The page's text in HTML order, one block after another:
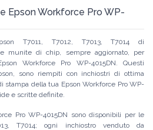
Epson Workforce Pro WP-
T7011, T7012, T7013, T7014 di
munite di chip, sempre aggiornato, per
Workforce Pro WP-4015DN. Questi
sono riempiti con inchiostri di ottima
stampa della tua Epson Workforce Pro WP-
e scritte definite.
Pro WP-4015DN sono disponibili per le
T7014; ogni inchiostro venduto da